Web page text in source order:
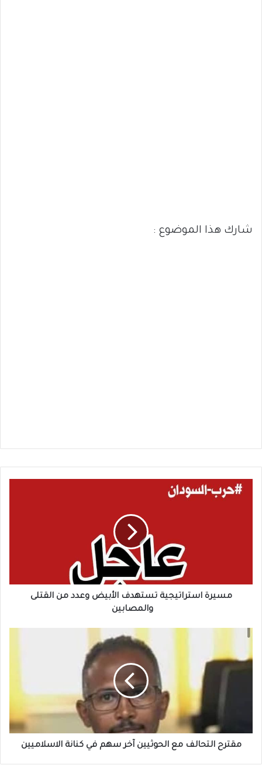
شارك هذا الموضوع :
مسيرة
استراتيجية
مسيرة استراتيجية تستهدف الأبيض وعدد من القتلى
والمصابين
مع
الحوثيين
الاسلاميين
مقترح التحالف مع الحوثيين آخر سهم في كنانة الاسلاميين